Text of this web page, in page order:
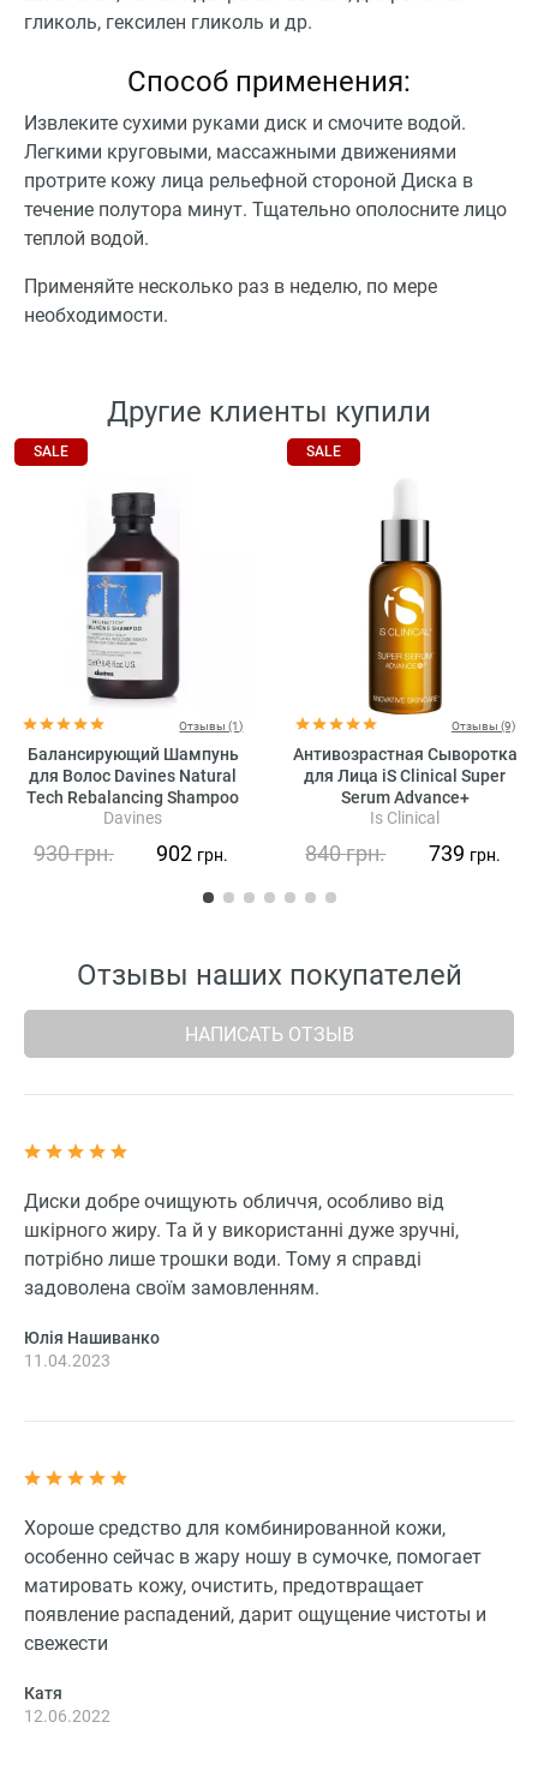
гликоль, гексилен гликоль и др.
Способ применения:
Извлеките сухими руками диск и смочите водой.
Легкими круговыми, массажными движениями
протрите кожу лица рельефной стороной Диска в
течение полутора минут. Тщательно ополосните лицо
теплой водой.
Применяйте несколько раз в неделю, по мере
необходимости.
Другие клиенты купили
SALE
Отзывы (1)
Балансирующий Шампунь
для Волос Davines Natural
Tech Rebalancing Shampoo
Davines
930грн. 902 грн.
SALE
Отзывы (9)
Антивозрастная Сыворотка
для Лица iS Clinical Super
Serum Advance+
Is Clinical
840грн. 739 грн.
Отзывы наших покупателей
НАПИСАТЬ ОТЗЫВ
Диски добре очищують обличчя, особливо від
шкірного жиру. Та й у використанні дуже зручні,
потрібно лише трошки води. Тому я справді
задоволена своїм замовленням.
Юлія Нашиванко
11.04.2023
Хороше средство для комбинированной кожи,
особенно сейчас в жару ношу в сумочке, помогает
матировать кожу, очистить, предотвращает
появление распадений, дарит ощущение чистоты и
свежести
Катя
12.06.2022